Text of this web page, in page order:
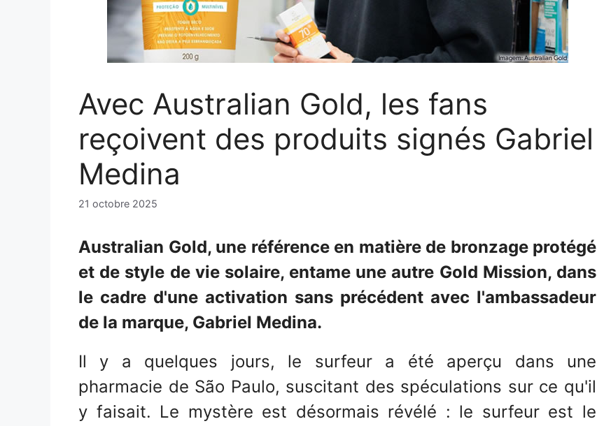
Avec Australian Gold, les fans
reçoivent des produits signés Gabriel
Medina
21 octobre 2025
Australian Gold, une référence en matière de bronzage protégé
et de style de vie solaire, entame une autre Gold Mission, dans
le cadre d'une activation sans précédent avec l'ambassadeur
de la marque, Gabriel Medina.
Il y a quelques jours, le surfeur a été aperçu dans une
pharmacie de São Paulo, suscitant des spéculations sur ce qu'il
y faisait. Le mystère est désormais révélé : le surfeur est le